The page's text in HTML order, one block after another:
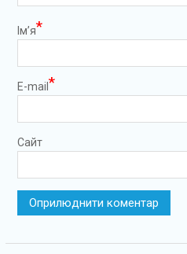
Ім’я*
E-mail *
Сайт